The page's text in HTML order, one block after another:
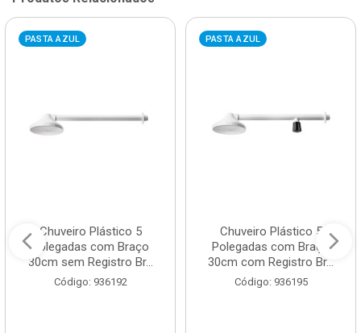
PASTA AZUL
Chuveiro Plástico 5
Polegadas com Braço
30cm sem Registro Br...
Código: 936192
PASTA AZUL
Chuveiro Plástico 5
Polegadas com Braço
30cm com Registro Br...
Código: 936195